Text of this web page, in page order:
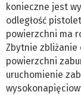
konieczne jest
odległość
powierzchni ma
Zbytnie
powierzchni
uruchomienie